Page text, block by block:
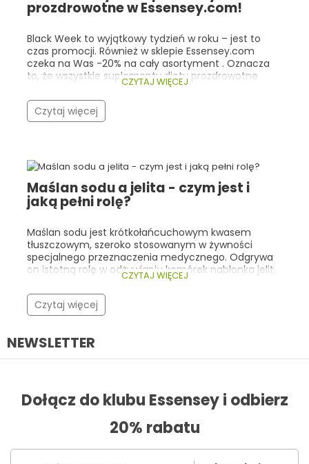
prozdrowotne w Essensey.com!
Black Week to wyjątkowy tydzień w roku – jest to
czas promocji. Również w sklepie Essensey.com
czeka na Was -20% na cały asortyment . Oznacza
to, że wszystkie suplementy diety prozdrowotne
kupimy o jedną piątą taniej! Co istotne, nasza
promocja trwa cały tydzień (do 30.11.2025r 23:59), a
nie tylko w trakcie Black Friday! Warto zwrócić
szczególną uwagę na bestsellery Essensey oraz
samopoczucie są bardzo istotne. Zarówno w
Essensey, jak i w innych sklepach z suplementami
prozdrowotnymi, klienci najczęściej wybierają
kolageny, adaptogeny, witaminy/minerały
wspierające odporność oraz kwasy Omega-3 .
Poniżej przedstawiamy najlepsze oferty Black Week
na topowe suplementy w Essensey.com – wraz z ich
cenami promocyjnymi i krótkim opisem właściwości.
CZYTAJ WIĘCEJ
Czytaj więcej
Maślan sodu a jelita - czym jest i
jaką pełni rolę?
Maślan sodu jest krótkołańcuchowym kwasem
tłuszczowym, szeroko stosowanym w żywności
specjalnego przeznaczenia medycznego. Odgrywa
on istotną rolę w odżywianiu komórek nabłonka jelit.
Warto znać jego rolę i źródła, ponieważ może on
stanowić cenne wsparcie w postępowaniu
dietetycznym w zaburzeniach przewodu
pokarmowego.
CZYTAJ WIĘCEJ
Czytaj więcej
NEWSLETTER
Dołącz do klubu Essensey i odbierz
20% rabatu